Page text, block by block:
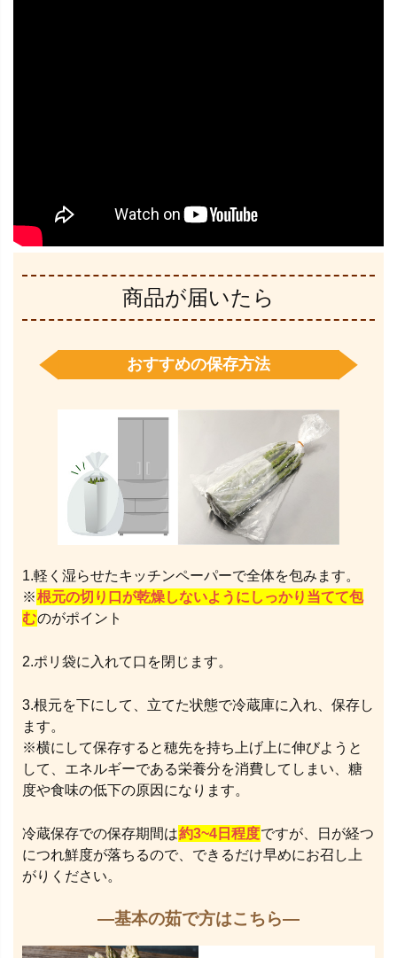
商品が届いたら
おすすめの保存方法
1.軽く湿らせたキッチンペーパーで全体を包みます。
※根元の切り口が乾燥しないようにしっかり当てて包
むのがポイント
2.ポリ袋に入れて口を閉じます。
3.根元を下にして、立てた状態で冷蔵庫に入れ、保存し
ます。
※横にして保存すると穂先を持ち上げ上に伸びようと
して、エネルギーである栄養分を消費してしまい、糖
度や食味の低下の原因になります。
冷蔵保存での保存期間は約3~4日程度ですが、日が経つ
につれ鮮度が落ちるので、できるだけ早めにお召し上
がりください。
—基本の茹で方はこちら—